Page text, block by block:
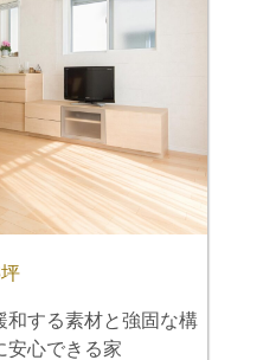
和する素材と強固な構
安心できる家